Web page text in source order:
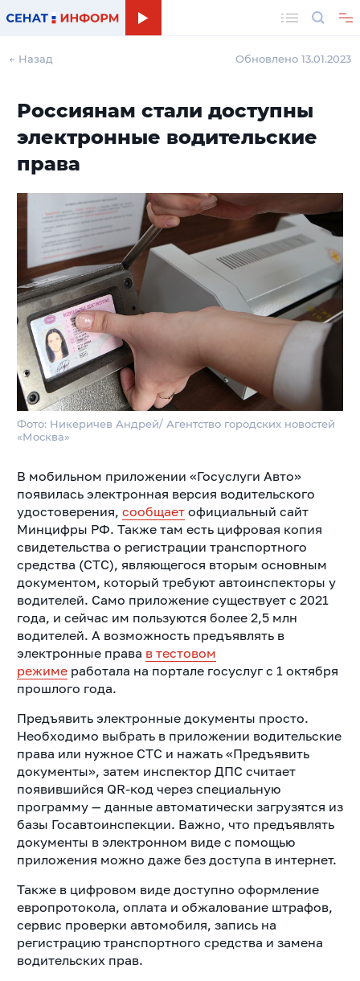
← Назад Обновлено 13.01.2023
Россиянам стали доступны
электронные водительские
права
Фото: Никеричев Андрей/ Агентство городских новостей
«Москва»
В мобильном приложении «Госуслуги Авто»
появилась электронная версия водительского
удостоверения, сообщаетофициальный сайт
Минцифры РФ. Также там есть цифровая копия
свидетельства о регистрации транспортного
средства (СТС), являющегося вторым основным
документом, который требуют автоинспекторы у
водителей. Само приложение существует с 2021
года, и сейчас им пользуются более 2,5 млн
водителей. А возможность предъявлять в
электронные права в тестовом
режиме работала на портале госуслуг с 1 октября
прошлого года.
Предъявить электронные документы просто.
Необходимо выбрать в приложении водительские
права или нужное СТС и нажать «Предъявить
документы», затем инспектор ДПС считает
появившийся QR-код через специальную
программу — данные автоматически загрузятся из
базы Госавтоинспекции. Важно, что предъявлять
документы в электронном виде с помощью
приложения можно даже без доступа в интернет.
Также в цифровом виде доступно оформление
европротокола, оплата и обжалование штрафов,
сервис проверки автомобиля, запись на
регистрацию транспортного средства и замена
водительских прав.